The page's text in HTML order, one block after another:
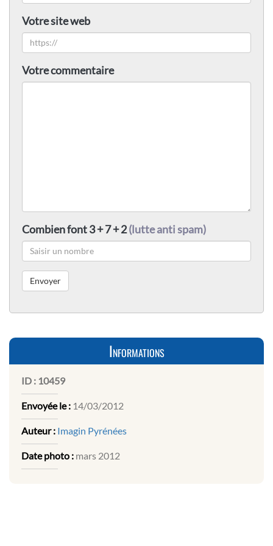
Votre site web
Votre commentaire
Combien font 3 + 7 + 2(lutte anti spam)
Informations
ID : 10459
Envoyée le : 14/03/2012
Auteur : Imagin Pyrénées
Date photo : mars 2012